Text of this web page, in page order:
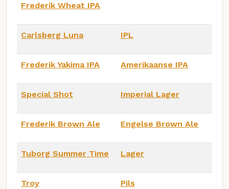
Frederik Wheat IPA
Carlsberg Luna IPL
Frederik Yakima IPA Amerikaanse IPA
Special Shot Imperial Lager
Frederik Brown Ale Engelse Brown Ale
Tuborg Summer Time Lager
Troy Pils